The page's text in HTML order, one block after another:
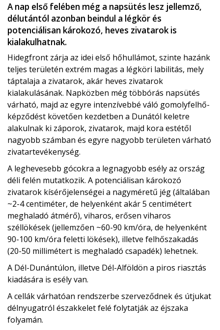
A nap első felében még a napsütés lesz jellemző,
délutántól azonban beindul a légkör és
potenciálisan károkozó, heves zivatarok is
kialakulhatnak.
Hidegfront zárja az idei első hőhullámot, szinte hazánk
teljes területén extrém magas a légköri labilitás, mely
táptalaja a zivatarok, akár heves zivatarok
kialakulásának. Napközben még többórás napsütés
várható, majd az egyre intenzívebbé váló gomolyfelhő-
képződést követően kezdetben a Dunától keletre
alakulnak ki záporok, zivatarok, majd kora estétől
nagyobb számban és egyre nagyobb területen várható
zivatartevékenység.
A leghevesebb gócokra a legnagyobb esély az ország
déli felén mutatkozik. A potenciálisan károkozó
zivatarok kísérőjelenségei a nagyméretű jég (általában
~2-4 centiméter, de helyenként akár 5 centimétert
meghaladó átmérő), viharos, erősen viharos
széllökések (jellemzően ~60-90 km/óra, de helyenként
90-100 km/óra feletti lökések), illetve felhőszakadás
(20-50 millimétert is meghaladó csapadék) lehetnek.
A Dél-Dunántúlon, illetve Dél-Alföldön a piros riasztás
kiadására is esély van.
A cellák várhatóan rendszerbe szerveződnek és útjukat
délnyugatról északkelet felé folytatják az éjszaka
folyamán.